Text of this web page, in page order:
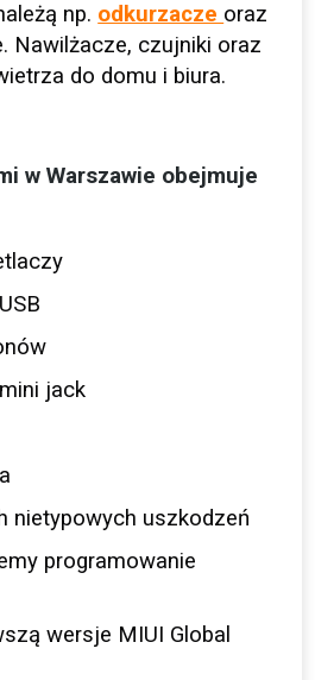
np. odkurzacze oraz
Nawilżacze, czujniki oraz
do domu i biura.
w Warszawie obejmuje
jack
nietypowych uszkodzeń
programowanie
wersje MIUI Global